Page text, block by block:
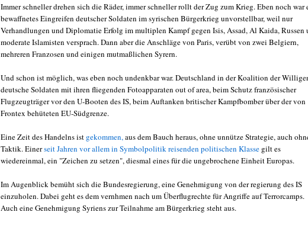
Immer schneller drehen sich die Räder, immer schneller rollt der Zug zum Krieg. Eben noch war
bewaffnetes Eingreifen deutscher Soldaten im syrischen Bürgerkrieg unvorstellbar, weil nur
Verhandlungen und Diplomatie Erfolg im multiplen Kampf gegen Isis, Assad, Al Kaida, Russen
moderate Islamisten versprach. Dann aber die Anschläge von Paris, verübt von zwei Belgiern,
mehreren Franzosen und einigen mutmaßlichen Syrern.
Und schon ist möglich, was eben noch undenkbar war. Deutschland in der Koalition der
deutsche Soldaten mit ihren fliegenden Fotoapparaten out of area, beim Schutz französischer
Flugzeugträger vor den U-Booten des IS, beim Auftanken britischer Kampfbomber über der von
Frontex behüteten EU-Südgrenze.
Eine Zeit des Handelns ist gekommen, aus dem Bauch heraus, ohne unnütze Strategie, auch
Taktik. Einerseit Jahren vor allem in Symbolpolitik reisenden politischen Klasse gilt es
wiedereinmal, ein "Zeichen zu setzen", diesmal eines für die ungebrochene Einheit Europas.
Im Augenblick bemüht sich die Bundesregierung, eine Genehmigung von der regierung des IS
einzuholen. Dabei geht es dem vernhmen nach um Überflugrechte für Angriffe auf Terrorcamps.
Auch eine Genehmigung Syriens zur Teilnahme am Bürgerkrieg steht aus.